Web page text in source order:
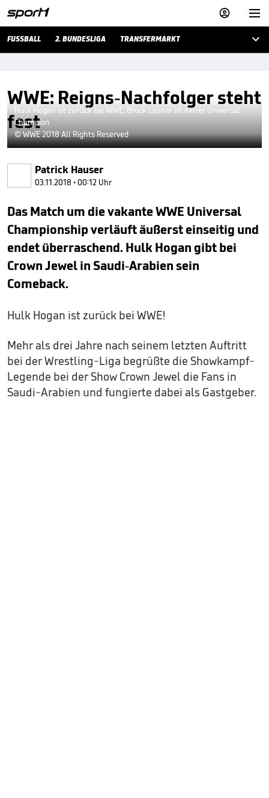


FUSSBALL 2. BUNDESLIGA TRANSFERMARKT 
WWE: Reigns-Nachfolger steht
fest
Hulk Hogan ist zurück bei WWE, Brock Lesnar ist neuer Universal
Champion
© WWE 2018 All Rights Reserved
Patrick Hauser
03.11.2018 • 00:12 Uhr
Das Match um die vakante WWE Universal
Championship verläuft äußerst einseitig und
endet überraschend. Hulk Hogan gibt bei
Crown Jewel in Saudi-Arabien sein
Comeback.
Hulk Hogan ist zurück bei WWE!
Mehr als drei Jahre nach seinem letzten Auftritt
bei der Wrestling-Liga begrüßte die Showkampf-
Legende bei der Show Crown Jewel die Fans in
Saudi-Arabien und fungierte dabei als Gastgeber.